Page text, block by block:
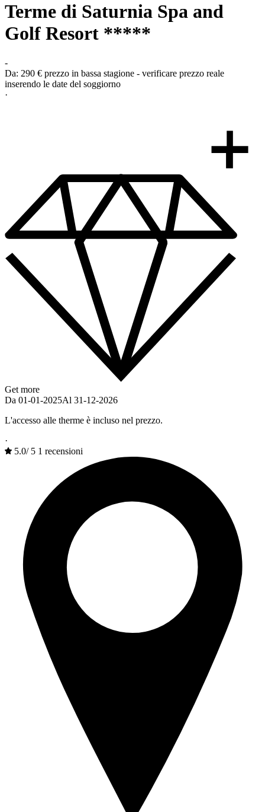
Terme di Saturnia Spa and
Golf Resort *****
-
Da: 290 € prezzo in bassa stagione - verificare prezzo reale
inserendo le date del soggiorno
·
Get more
Da 01-01-2025Al 31-12-2026
L'accesso alle therme è incluso nel prezzo.
·
5.0/ 5 1 recensioni